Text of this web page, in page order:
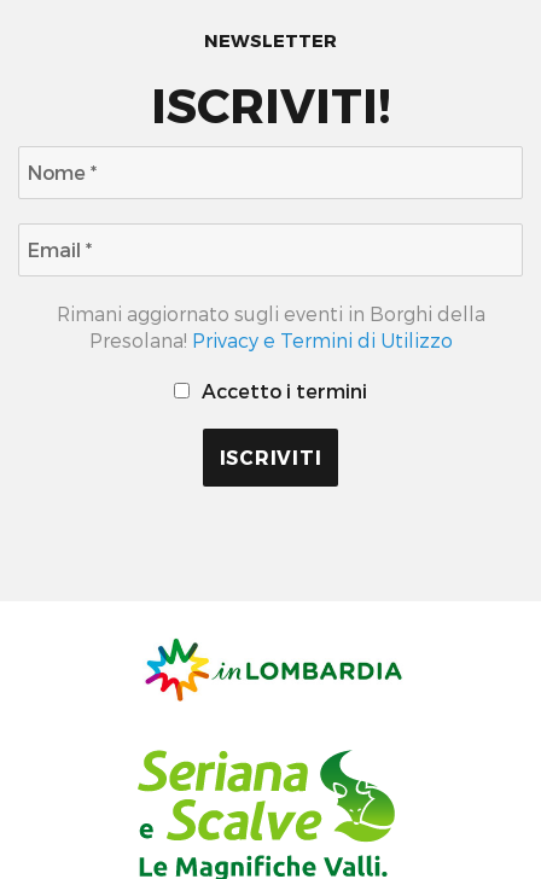
NEWSLETTER
ISCRIVITI!
Rimani aggiornato sugli eventi in Borghi della
Presolana! Privacy e Termini di Utilizzo
Accetto i termini